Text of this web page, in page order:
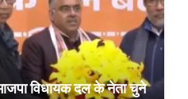
विधायक दल के नेता चुने